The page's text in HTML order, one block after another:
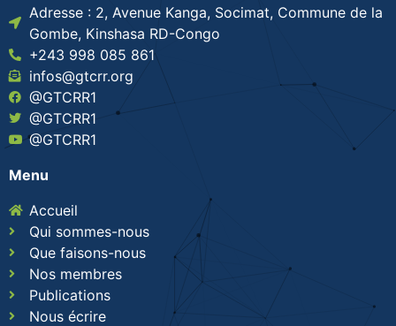
Adresse : 2, Avenue Kanga, Socimat, Commune de la
Gombe, Kinshasa RD-Congo
+243 998 085 861
infos@gtcrr.org
@GTCRR1
@GTCRR1
@GTCRR1
Menu
Accueil
Qui sommes-nous
Que faisons-nous
Nos membres
Publications
Nous écrire